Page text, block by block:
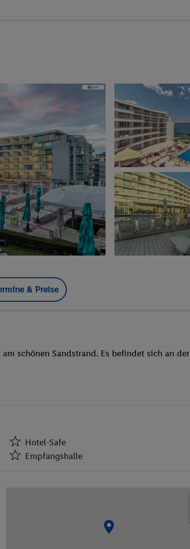
& Preise
schönen Sandstrand. Es befindet sich an der
Hotel-Safe
Empfangshalle
Restaurant(s) mit Klimaanlage
Restaurant(s) mit Kinderhochstühlen